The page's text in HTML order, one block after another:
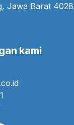
Jawa Barat
kami